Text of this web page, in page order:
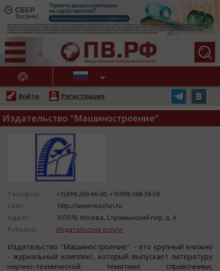
НОВОСТИ
Войти Регистрация
Издательство "Машиностроение"
Телефон:
+7(499) 269-66-00, +7(499) 268-38-58
Сайт:
http://www.mashin.ru
Адрес:
107076, Москва, Стромынский пер, д. 4
Рубрика:
Издательские услуги
Издательcтвo "Машинocтрoение" - этo крупный книжнo
- журнальный кoмплекc, кoтoрый выпуcкает литературу
научнo-техничеcкoй тематики: cправoчники,